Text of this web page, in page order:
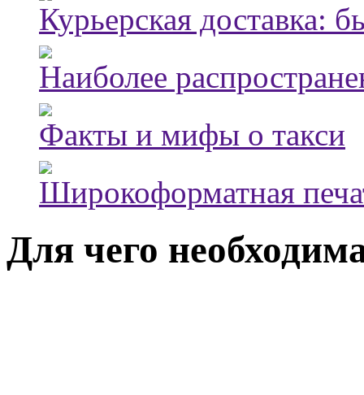
Курьерская доставка:
Наиболее
Факты и мифы о такси
Широкоформатная
Для чего